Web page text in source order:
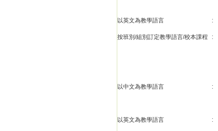
以英文為教學語言 :
按班別/組別訂定教學語言/校本課程 :
以中文為教學語言 :
以英文為教學語言 :